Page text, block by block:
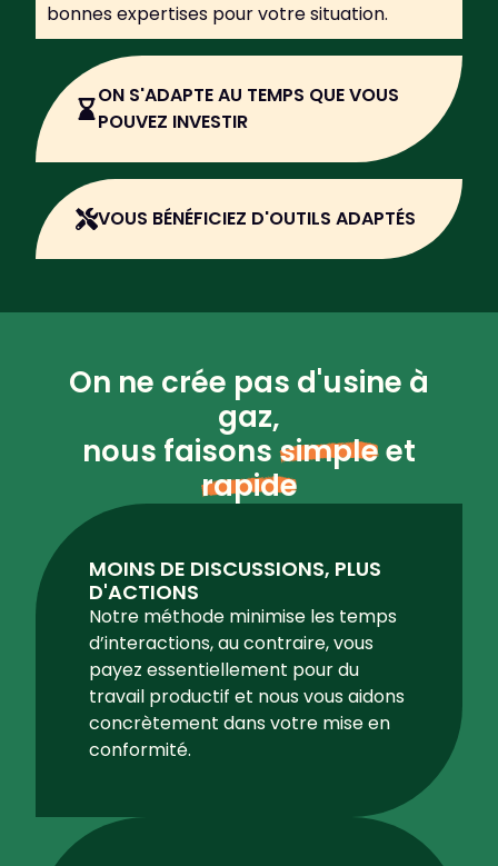
ON S'ADAPTE AU TEMPS QUE VOUS
POUVEZ INVESTIR
VOUS BÉNÉFICIEZ D'OUTILS ADAPTÉS
bonnes expertises pour votre situation.
On ne crée pas d'usine à
gaz,
nous faisonssimpleet
rapide
MOINS DE DISCUSSIONS, PLUS
D'ACTIONS
Notre méthode minimise les temps
d’interactions, au contraire, vous
payez essentiellement pour du
travail productif et nous vous aidons
concrètement dans votre mise en
conformité.